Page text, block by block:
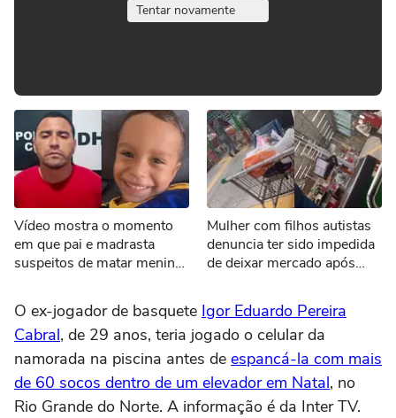
Tentar novamente
Vídeo mostra o momento
em que pai e madrasta
suspeitos de matar menino
Tocantins
Mulher com filhos autistas
denuncia ter sido impedida
de deixar mercado após
O ex-jogador de basquete Igor Eduardo Pereira
Cabral, de 29 anos, teria jogado o celular da
namorada na piscina antes de espancá-la com mais
de 60 socos dentro de um elevador em Natal, no
Rio Grande do Norte. A informação é da Inter TV.